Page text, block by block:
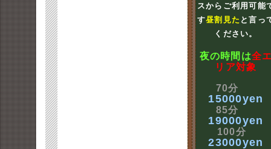
スからご利用可能
す昼割見た と言っ
ください。
夜の時間は全
リア対象
70分
15000yen
85分
19000yen
100分
23000yen